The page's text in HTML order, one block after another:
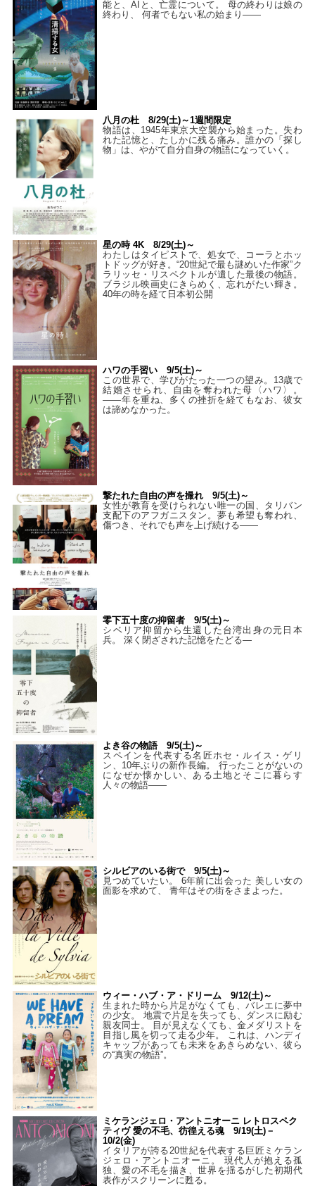
能と、AIと、亡霊について。 母の終わりは娘の
終わり、 何者でもない私の始まり――
八月の杜 8/29(土)～1週間限定
物語は、1945年東京大空襲から始まった。失わ
れた記憶と、たしかに残る痛み。誰かの「探し
物」は、やがて自分自身の物語になっていく。
星の時 4K 8/29(土)～
わたしはタイピストで、処⼥で、コーラとホッ
トドッグが好き。“20世紀で最も謎めいた作家”ク
ラリッセ・リスペクトルが遺した最後の物語。
ブラジル映画史にきらめく、忘れがたい輝き。
40年の時を経て⽇本初公開
ハワの手習い 9/5(土)～
この世界で、学びがたった一つの望み。13歳で
結婚させられ、自由を奪われた母〈ハワ〉。
——年を重ね、多くの挫折を経てもなお、彼女
は諦めなかった。
撃たれた自由の声を撮れ 9/5(土)～
女性が教育を受けられない唯一の国、タリバン
支配下のアフガニスタン。夢も希望も奪われ、
傷つき、それでも声を上げ続ける——
零下五十度の抑留者 9/5(土)～
シベリア抑留から生還した台湾出身の元日本
兵。 深く閉ざされた記憶をたどる—
よき谷の物語 9/5(土)～
スペインを代表する名匠ホセ・ルイス・ゲリ
ン、10年ぶりの新作長編。 行ったことがないの
になぜか懐かしい、ある土地とそこに暮らす
人々の物語――
シルビアのいる街で 9/5(土)～
見つめていたい。 6年前に出会った 美しい女の
面影を求めて、 青年はその街をさまよった。
ウィー・ハブ・ア・ドリーム 9/12(土)～
生まれた時から片足がなくても、バレエに夢中
の少女。 地震で片足を失っても、ダンスに励む
親友同士。 目が見えなくても、金メダリストを
目指し風を切って走る少年。 これは、ハンディ
キャップがあっても未来をあきらめない、彼ら
の“真実の物語”。
ミケランジェロ・アントニオーニ レトロスペク
ティヴ 愛の不毛、彷徨える魂 9/19(土)－
10/2(金)
イタリアが誇る20世紀を代表する巨匠ミケラン
ジェロ・アントニオーニ。 現代人が抱える孤
独、愛の不毛を描き、世界を揺るがした初期代
表作がスクリーンに甦る。